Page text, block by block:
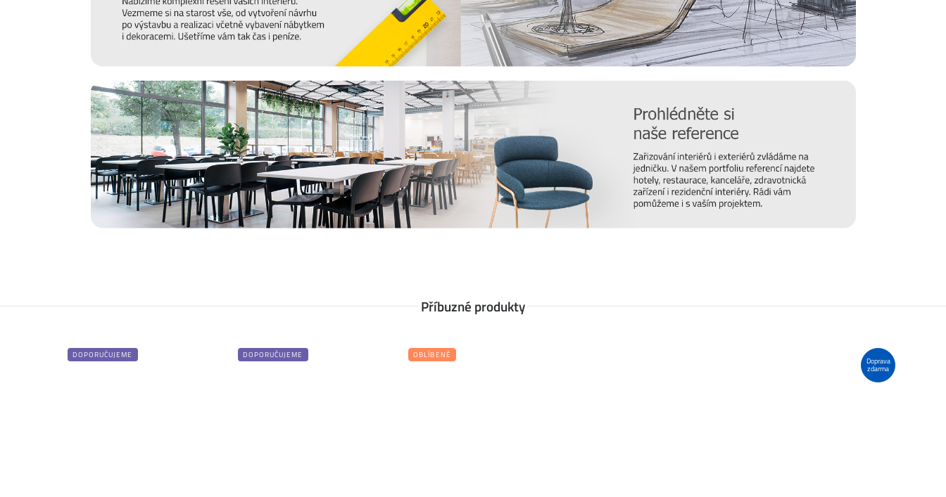
Příbuzné produkty
DOPORUČUJEME DOPORUČUJEME OBLÍBENÉ
Doprava
zdarma